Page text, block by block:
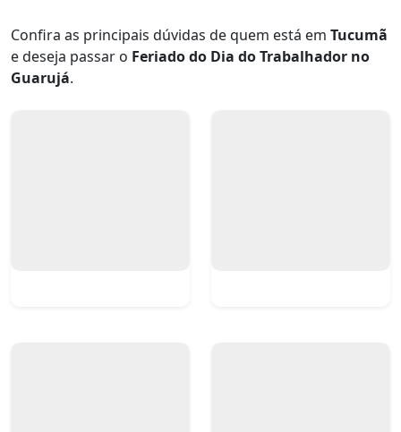
Confira as principais dúvidas de quem está em Tucumã
e deseja passar o Feriado do Dia do Trabalhador no
Guarujá.